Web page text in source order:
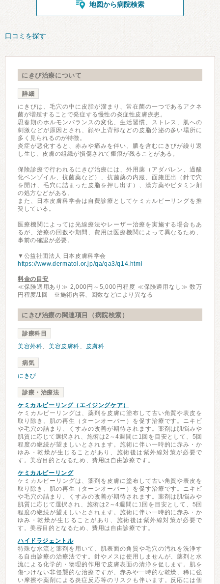
地図から病院検索
口コミを探す
にきび治療について
詳細
にきびは、毛穴の中に皮脂が溜まり、常在菌の一つであるアクネ
菌が増殖することで発症する慢性の炎症性皮膚疾患。
思春期のホルモンバランスの変化、生活習慣、ストレス、肌への
刺激などが原因とされ、顔や上背部などの皮脂分泌の多い場所に
多く見られるのが特徴。
炎症が悪化すると、赤みや痛みを伴い、膿を含むにきびが繰り返
し生じ、皮膚の組織が損傷されて瘢痕が残ることがある。
保険診療で行われるにきび治療には、外用薬（アダパレン、過酸
化ベンゾイル、抗菌薬など）、抗菌薬の内服、面皰圧出（針で穴
を開け、毛穴に詰まった皮脂を押し出す）、漢方薬やビタミン剤
の処方などがある。
また、日本皮膚科学会は自費診療としてケミカルピーリングを推
奨している。
医療機関によっては光線療法やレーザー治療を実施する場合もあ
るが、治療の回数や期間、費用は医療機関によって異なるため、
事前の確認が必要。
▼公益社団法人 日本皮膚科学会
https://www.dermatol.or.jp/qa/qa3/q14.html
料金の目安
≪保険適用あり≫ 2,000円～5,000円程度 ≪保険適用なし≫ 数万
円程度/1回 ※施術内容、回数などにより異なる
にきび治療の関連項目（病院検索）
診療科目
美容外科、美容皮膚科、 皮膚科
病気
にきび
診療・治療法
ケミカルピーリング（エイジングケア）
ケミカルピーリングは、薬剤を皮膚に塗布して古い角質や表皮を
取り除き、肌の再生（ターンオーバー）を促す治療です。ニキビ
や毛穴の詰まり、くすみの改善が期待されます。薬剤は肌悩みや
肌質に応じて選択され、施術は2～4週間に1回を目安として、5回
程度の継続が望ましいとされます。施術に伴い一時的に赤み・か
ゆみ・乾燥が生じることがあり、施術後は紫外線対策が必要で
す。美容目的となるため、費用は自由診療です。
ケミカルピーリング
ケミカルピーリングは、薬剤を皮膚に塗布して古い角質や表皮を
取り除き、肌の再生（ターンオーバー）を促す治療です。ニキビ
や毛穴の詰まり、くすみの改善が期待されます。薬剤は肌悩みや
肌質に応じて選択され、施術は2～4週間に1回を目安として、5回
程度の継続が望ましいとされます。施術に伴い一時的に赤み・か
ゆみ・乾燥が生じることがあり、施術後は紫外線対策が必要で
す。美容目的となるため、費用は自由診療です。
ハイドラジェントル
特殊な水流と薬剤を用いて、肌表面の角質や毛穴の汚れを洗浄す
る自由診療の治療法です。針やメスは使用しませんが、薬剤と水
流による化学的・物理的作用で皮膚表面の清浄を促します。肌を
傷つけない非侵襲的な治療ですが、赤みや一時的な乾燥、稀に強
い摩擦や薬剤による炎症反応等のリスクも伴います。反応には個